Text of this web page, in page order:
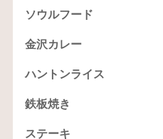
ソウルフード
金沢カレー
ハントンライス
鉄板焼き
ステーキ